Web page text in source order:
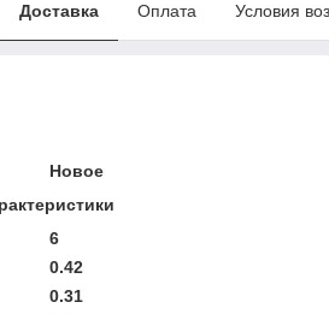
Доставка Оплата Условия
Новое
6
0.42
0.31